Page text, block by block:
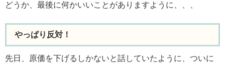
どうか、最後に何かいいことがありますように、、、
やっぱり反対！
先日、原価を下げるしかないと話していたように、ついに